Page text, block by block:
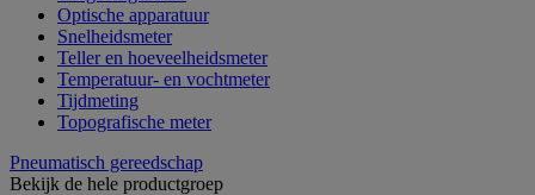
Optische apparatuur
Snelheidsmeter
Teller en hoeveelheidsmeter
Temperatuur- en vochtmeter
Tijdmeting
Topografische meter
Pneumatisch gereedschap
Bekijk de hele productgroep